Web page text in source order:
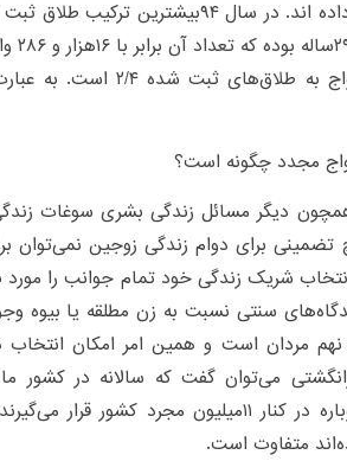
مجدد چگونه است؟
دیگر مسائل زندگی بشری سوغات
برای دوام زندگی زوجین نمی‌توان
شریک زندگی خود تمام جوانب را
سنتی نسبت به زن مطلقه یا بیوه
مردان است و همین امر امکان
مجرد‌ها دوباره در کنار ۱۱میلیون مجرد
متفاوت است.